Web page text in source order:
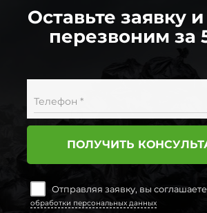
Оставьте заявку
перезвоним за
Телефон *
ПОЛУЧИТЬ
Отправляя заявку, вы
обработки персональных данных